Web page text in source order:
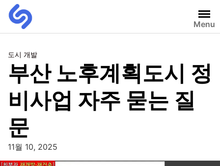
Menu
도시 개발
부산 노후계획도시 정
비사업 자주 묻는 질
문
11월 10, 2025